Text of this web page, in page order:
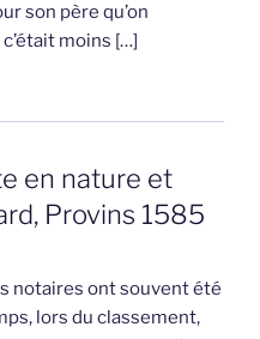
son père qu’on
moins […]
en nature et
Provins 1585
notaires ont souvent été
lors du classement,